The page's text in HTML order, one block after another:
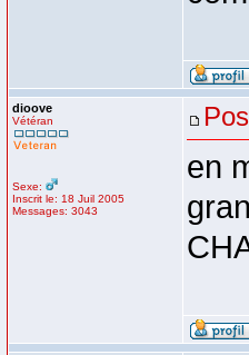
dioove
Vétéran
Sexe:
Inscrit le: 18 Juil 2005
Messages: 3043
en